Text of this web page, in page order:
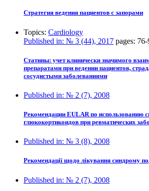
Стратегия ведения пациентов с запорами
Topics: Cardiology
Published in: № 3 (44), 2017 pages:
Статины: учет клинически значимого
препаратами при ведении пациентов,
сосудистыми заболеваниями
Published in: № 2 (7), 2008
Рекомендации EULAR по использованию
глюкокортикоидов при ревматических
Published in: № 3 (8), 2008
Рекомендації щодо лікування синдрому
Published in: № 2 (7), 2008